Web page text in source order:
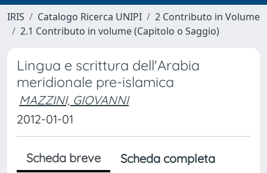
IRIS Catalogo Ricerca UNIPI
2 Contributo in Volume
2.1 Contributo in volume (Capitolo o Saggio)
Lingua e scrittura dell'Arabia
meridionale pre-islamica
MAZZINI, GIOVANNI
2012-01-01
Scheda breve
Scheda completa